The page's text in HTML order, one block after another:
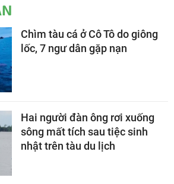
Chìm tàu cá ở Cô Tô do giông
lốc, 7 ngư dân gặp nạn
Hai người đàn ông rơi xuống
sông mất tích sau tiệc sinh
nhật trên tàu du lịch